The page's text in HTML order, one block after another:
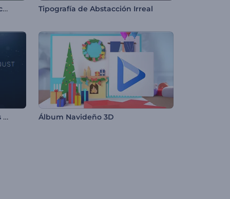
Aventuras del Conejo de Pascua Tipografía de Abstacción Irreal
Tipografía - Polvo de Estrellas de Neón Álbum Navideño 3D